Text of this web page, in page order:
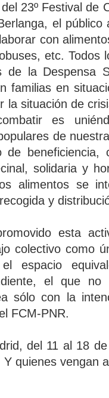
23º Festival de
el público
con
etc. Todos
de la Despensa
familias en
la situación de
es
de
de
solidaria y
alimentos se
y
esta
colectivo como
espacio
el que
sólo con la
FCM-PNR.
del 11 al 18
quienes vengan